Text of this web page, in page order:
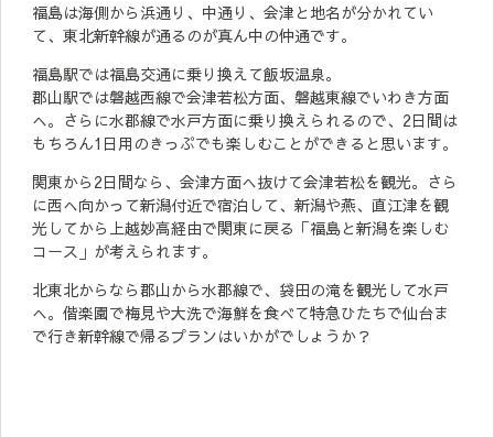
福島は海側から浜通り、中通り、会津と地名が分かれてい
て、東北新幹線が通るのが真ん中の仲通です。
福島駅では福島交通に乗り換えて飯坂温泉。
郡山駅では磐越西線で会津若松方面、磐越東線でいわき方面
へ。さらに水郡線で水戸方面に乗り換えられるので、2日間は
もちろん1日用のきっぷでも楽しむことができると思います。
関東から2日間なら、会津方面へ抜けて会津若松を観光。さら
に西へ向かって新潟付近で宿泊して、新潟や燕、直江津を観
光してから上越妙高経由で関東に戻る「福島と新潟を楽しむ
コース」が考えられます。
北東北からなら郡山から水郡線で、袋田の滝を観光して水戸
へ。偕楽園で梅見や大洗で海鮮を食べて特急ひたちで仙台ま
で行き新幹線で帰るプランはいかがでしょうか？